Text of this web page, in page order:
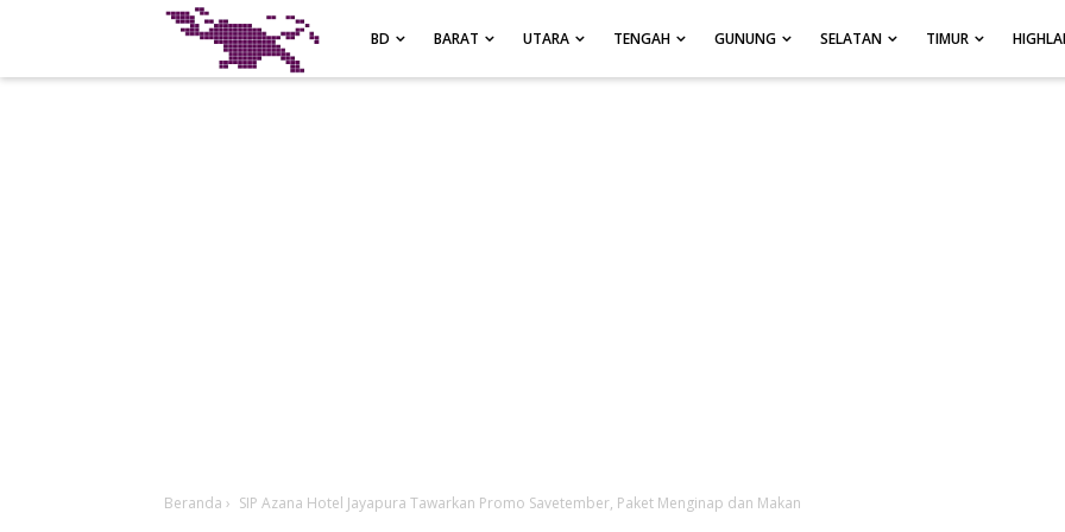
BD BARAT UTARA TENGAH GUNUNG SELATAN TIMUR
Beranda › SIP Azana Hotel Jayapura Tawarkan Promo Savetember, Paket Menginap dan Makan